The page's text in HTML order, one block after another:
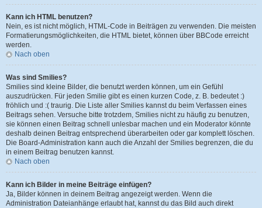
Kann ich HTML benutzen?
Nein, es ist nicht möglich, HTML-Code in Beiträgen zu verwenden. Die meisten
Formatierungsmöglichkeiten, die HTML bietet, können über BBCode erreicht
werden.
Nach oben
Was sind Smilies?
Smilies sind kleine Bilder, die benutzt werden können, um ein Gefühl
auszudrücken. Für jeden Smilie gibt es einen kurzen Code, z. B. bedeutet :)
fröhlich und :( traurig. Die Liste aller Smilies kannst du beim Verfassen eines
Beitrags sehen. Versuche bitte trotzdem, Smilies nicht zu häufig zu benutzen,
sie können einen Beitrag schnell unlesbar machen und ein Moderator könnte
deshalb deinen Beitrag entsprechend überarbeiten oder gar komplett löschen.
Die Board-Administration kann auch die Anzahl der Smilies begrenzen, die du
in einem Beitrag benutzen kannst.
Nach oben
Kann ich Bilder in meine Beiträge einfügen?
Ja, Bilder können in deinem Beitrag angezeigt werden. Wenn die
Administration Dateianhänge erlaubt hat, kannst du das Bild auch direkt